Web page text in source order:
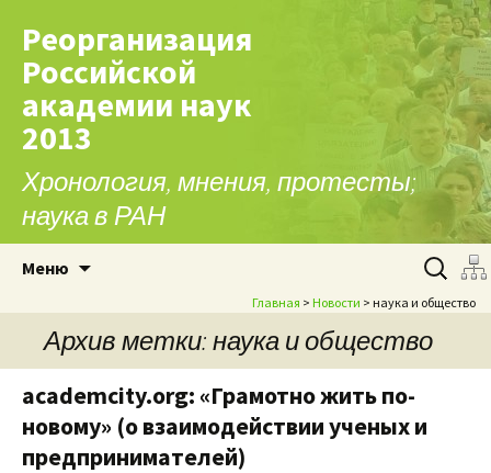
Реорганизация
Российской
академии наук
2013
Хронология, мнения, протесты;
наука в РАН
Меню Найти:
Главная > Новости > наука и общество
Архив метки: наука и общество
academcity.org: «Грамотно жить по-
новому» (о взаимодействии ученых и
предпринимателей)